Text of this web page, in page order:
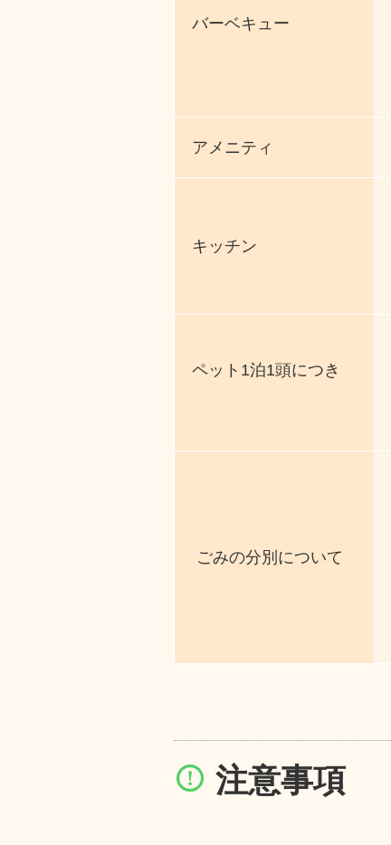
バーベキュー
アメニティ
キッチン
ペット1泊1頭につき
ごみの分別について
注意事項